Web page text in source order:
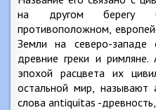
на другом берегу
противоположном,
Земли на северо-
древние греки и
эпохой расцвета их
остальной мир, называют
слова antiquitas -древность,